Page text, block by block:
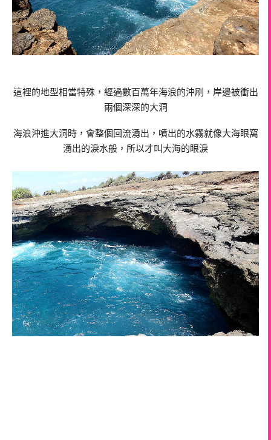
這裡的地型相當特殊，經過數百萬年海浪的沖刷，岸邊被衝出
兩個深深的大洞
海浪沖進大洞時，會整個回流湧出，噴出的水霧就像大海眼窩
湧出的淚水般，所以才叫大海的眼淚